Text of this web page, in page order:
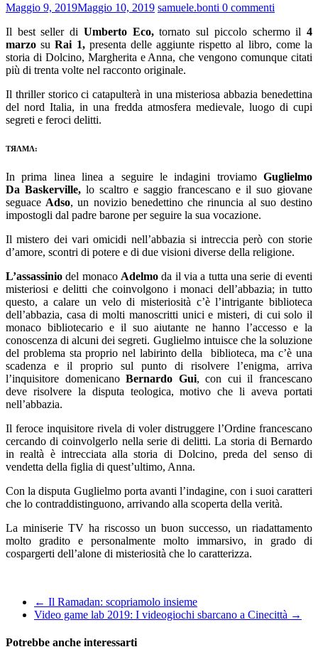
Maggio 9, 2019Maggio 10, 2019 samuele.bonti 0 commenti
Il best seller di Umberto Eco,tornato sul piccolo schermo il4
marzo suRai 1,presenta delle aggiunte rispetto al libro, come la
storia di Dolcino, Margherita e Anna, che vengono comunque citati
più di trenta volte nel racconto originale.
Il thriller storico ci catapulterà in una misteriosa abbazia benedettina
del nord Italia, in una fredda atmosfera medievale, luogo di cupi
segreti e feroci delitti.
ƬЯΛMΛ:
In prima linea linea a seguire le indagini troviamo Guglielmo
Da Baskerville, lo scaltro e saggio francescano e il suo giovane
seguace Adso, un novizio benedettino che rinuncia al suo destino
impostogli dal padre barone per seguire la sua vocazione.
Il mistero dei vari omicidi nell’abbazia si intreccia però con storie
d’amore, scontri di potere e di due visioni diverse della religione.
L’assassinio del monaco Adelmo da il via a tutta una serie di eventi
misteriosi e delitti che coinvolgono i monaci dell’abbazia; in tutto
questo, a calare un velo di misteriosità c’è l’intrigante biblioteca
dell’abbazia, casa di molti manoscritti unici e misteri, di cui solo il
monaco bibliotecario e il suo aiutante ne hanno l’accesso e la
conoscenza di alcuni dei segreti. Guglielmo intuisce che la soluzione
del problema sta proprio nel labirinto della biblioteca, ma c’è una
scadenza e il proprio sul punto di risolvere l’enigma, arriva
l’inquisitore domenicanoBernardo Gui, con cui il francescano
deve risolvere la disputa teologica, motivo che li aveva portati
nell’abbazia.
Il feroce inquisitore rivela di voler distruggere l’Ordine francescano
cercando di coinvolgerlo nella serie di delitti. La storia di Bernardo
in realtà è intrecciata alla storia di Dolcino, preda del senso di
vendetta della figlia di quest’ultimo, Anna.
Con la disputa Guglielmo porta avanti l’indagine, con i suoi caratteri
che lo contraddistinguono, arrivando alla scoperta della verità.
La miniserie TV ha riscosso un buon successo, un riadattamento
molto gradito e personalmente molto immarsivo, in grado di
cospargerti dell’alone di misteriosità che lo caratterizza.
← Il Ramadan: scopriamolo insieme
Video game lab 2019: I videogiochi sbarcano a Cinecittà →
Potrebbe anche interessarti